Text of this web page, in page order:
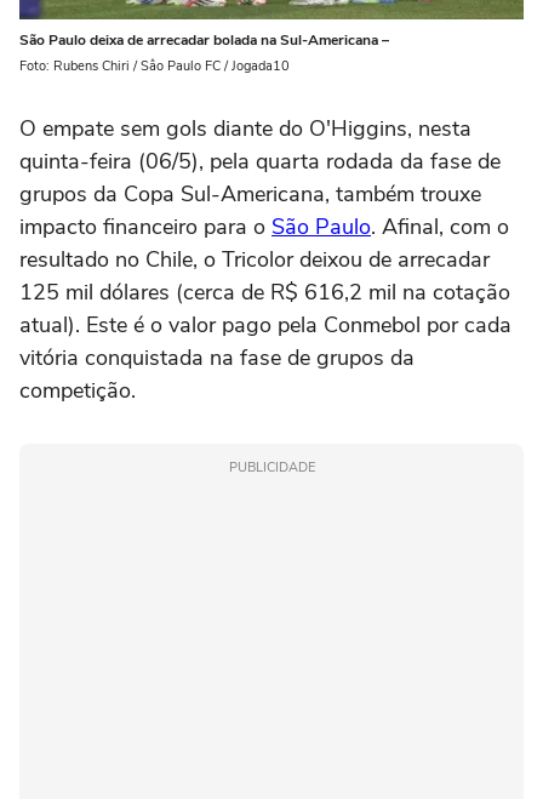
São Paulo deixa de arrecadar bolada na Sul-Americana –
Foto: Rubens Chiri / Sâo Paulo FC / Jogada10
O empate sem gols diante do O'Higgins, nesta
quinta-feira (06/5), pela quarta rodada da fase de
grupos da Copa Sul-Americana, também trouxe
impacto financeiro para o São Paulo. Afinal, com o
resultado no Chile, o Tricolor deixou de arrecadar
125 mil dólares (cerca de R$ 616,2 mil na cotação
atual). Este é o valor pago pela Conmebol por cada
vitória conquistada na fase de grupos da
competição.
PUBLICIDADE